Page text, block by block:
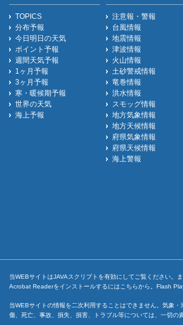
TOPICS
分布予報
今日明日の天気
ポイント予報
週間天気予報
1ヶ月予報
3ヶ月予報
寒・暖候期予報
世界の天気
海上予報
注意報・警報
台風情報
地震情報
津波情報
火山情報
土砂警戒情報
竜巻情報
洪水情報
スモッグ情報
地方気象情報
地方天候情報
府県気象情報
府県天候情報
海上警報
当WEBサイトはJAVAスクリプトを有効にしてご覧ください
Acrobat Readerをインストールするには こちらから。Flash
当WEBサイトの情報を二次利用することはできません。気象
傷、死亡、事故、損失、損害、トラブル等については、一切